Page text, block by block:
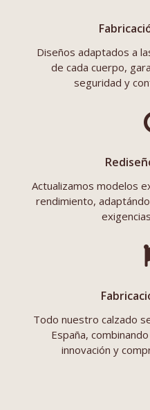
Diseños adaptados a
de cada cuerpo,
seguridad y
Actualizamos modelos
rendimiento,
Todo nuestro calzado
España,
innovación y